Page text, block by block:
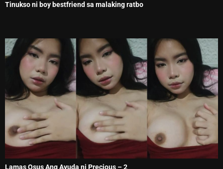
Tinukso ni boy bestfriend sa malaking ratbo
Lamas Osus Ang Ayuda ni Precious – 2